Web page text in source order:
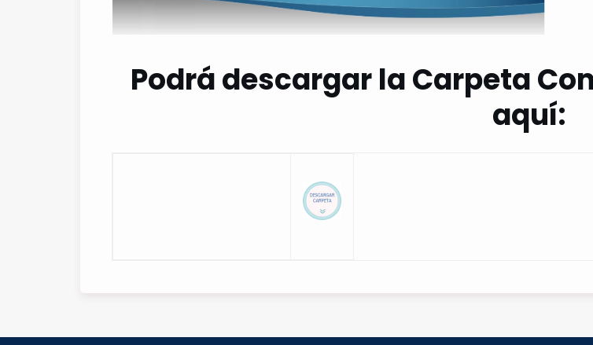
Podrá descargar la Carpeta
aquí: